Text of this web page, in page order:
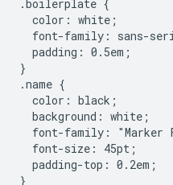
.boilerplate {
  color: white;
font-family: sans-
  padding: 0.5em;
}
.name {
  color: black;
  background: white;
font-family: "Marker
  font-size: 45pt;
  padding-top: 0.2em;
}